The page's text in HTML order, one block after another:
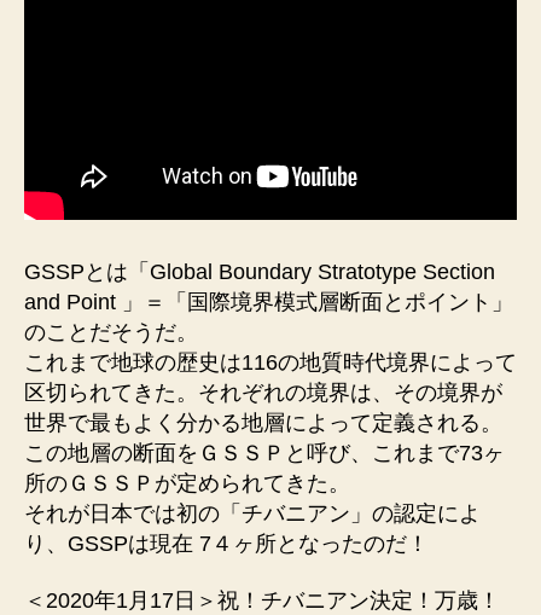
GSSPとは「Global Boundary Stratotype Section
and Point 」＝「国際境界模式層断面とポイント」
のことだそうだ。
これまで地球の歴史は116の地質時代境界によって
区切られてきた。それぞれの境界は、その境界が
世界で最もよく分かる地層によって定義される。
この地層の断面をＧＳＳＰと呼び、これまで73ヶ
所のＧＳＳＰが定められてきた。
それが日本では初の「チバニアン」の認定によ
り、GSSPは現在 7４ヶ所となったのだ！
＜2020年1月17日＞祝！チバニアン決定！万歳！